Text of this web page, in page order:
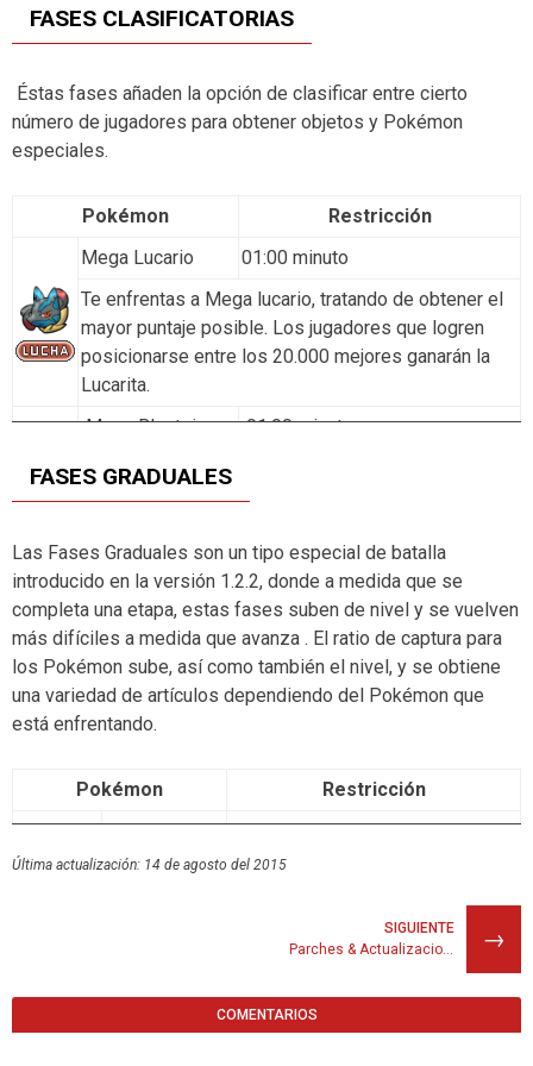
Staryu Starmie Gible Gabite Garchomp Phione
FASES CLASIFICATORIAS
Éstas fases añaden la opción de clasificar entre cierto
número de jugadores para obtener objetos y Pokémon
especiales.
Pokémon
Restricción
Mega Lucario
01:00 minuto
Te enfrentas a Mega lucario, tratando de obtener el
mayor puntaje posible. Los jugadores que logren
posicionarse entre los 20.000 mejores ganarán la
Lucarita.
Mega Blastoise
01:00 minuto
Mega Blastoise es la segunda fase clasificatoria
introducida. En menos de un minuto debes
Blastoisita los 10.000 jugadores en Europa, los
20.000 en América y los 50.000 en Japón.
Mega Banette
Los 10.000 ganadores en Europa, 20.000 ganadores
en América del Norte y 50.000 ganadores en
Japón con mayor puntaje recibirán la Banettita.
con mayor puntaje recibirán la Venusaurita.
Los 20.000 jugadores en Europa, 40.000 jugadores
en América del Norte y 50.000 jugadores en Japón
con mayor puntaje ganan un Manectita.
FASES GRADUALES
Las Fases Graduales son un tipo especial de batalla
introducido en la versión 1.2.2, donde a medida que se
completa una etapa, estas fases suben de nivel y se vuelven
más difíciles a medida que avanza . El ratio de captura para
los Pokémon sube, así como también el nivel, y se obtiene
una variedad de artículos dependiendo del Pokémon que
está enfrentando.
Pokémon
Restricción
Giratina
18 turnos
Pokémon legendario, Giratina. A medida que se
supera, el nivel de dificultad aumenta, dando
Última actualización: 14 de agosto del 2015
→
SIGUIENTE
Parches & Actualizaciones
COMENTARIOS